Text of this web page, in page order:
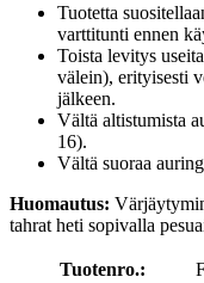
Tuotetta
varttitunti ennen
Toista levitys
välein), erityisesti
jälkeen.
Vältä altistumista
16).
Vältä suoraa
Huomautus:
tahrat heti sopivalla
Tuotenro.: